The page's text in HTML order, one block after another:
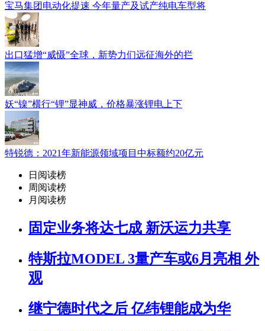
宝马集团电动化提速 今年量产及试产纯电车型将
出口猛增“威慑”全球，新势力们远征海外的拦
妖“镍”横行“锂”显神威，价格暴涨锂电上下
特锐德：2021年新能源领域项目中标额约20亿元
日阅读榜
周阅读榜
月阅读榜
固定业务将达七成 新沃运力共享
特斯拉MODEL 3量产车或6月亮相 外
观
继宁德时代之后 亿纬锂能成为华